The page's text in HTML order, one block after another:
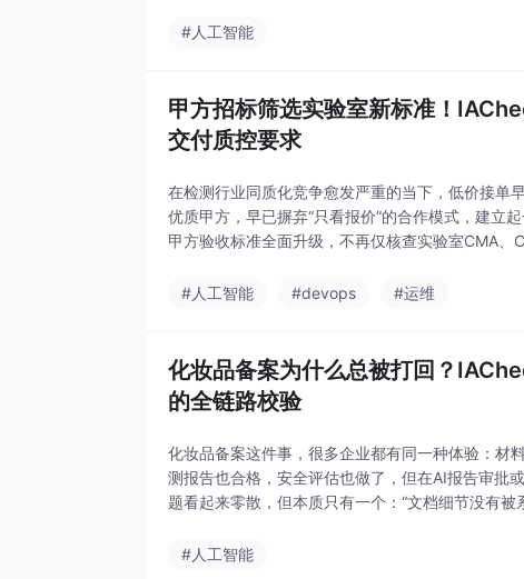
模板，而是量身定制
#人工智能
甲方招标筛选实验室新标准！
交付质控要求
在检测行业同质化竞争愈发严重的当下，低价接单
优质甲方，早已摒弃“只看报价”的合作模式，建立
甲方验收标准全面升级，不再仅核查实验室CMA、
#人工智能 #devops #运维
化妆品备案为什么总被打回？
的全链路校验
化妆品备案这件事，很多企业都有同一种体验：材
测报告也合格，安全评估也做了，但在AI报告审批
题看起来零散，但本质只有一个：“文档细节没有
#人工智能